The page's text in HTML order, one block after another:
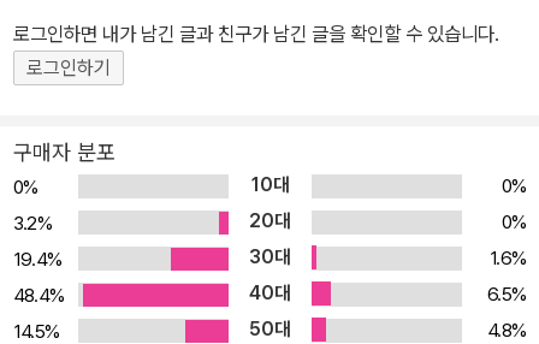
머니는 누구에게나 시간은 유한하다고, 그리고 시간 속에 우리는 어
떻게 살아야 할지 다정한 어투로 이야기 한다. 삶의 지혜와 경험이 묻
스스로 생각하고 깨달을 수 있도록 한다. 그 덕분에 책을 읽는 우리들
도 시간을 더 실제적이고, 구체적으로 사유할 수 있다. 유해린 작가는
직접 털실에 하나하나 색으로 물들여 시간을 표현했다. 결을 그대로
찍어 내는 판화 기법을 사용하여 우연의 아름다움과 따스한 분위기를
더 했다. 직접 털실을 찍는 정성과 시간이 차곡차곡 쌓여 더욱 포근한
감동을 선사하는 작품이다.
로그인하면 내가 남긴 글과 친구가 남긴 글을 확인할 수 있습니다.
로그인하기
구매자 분포
0% 10대
0%
3.2%
20대
0%
19.4%
30대
1.6%
48.4%
40대
6.5%
14.5%
50대
4.8%